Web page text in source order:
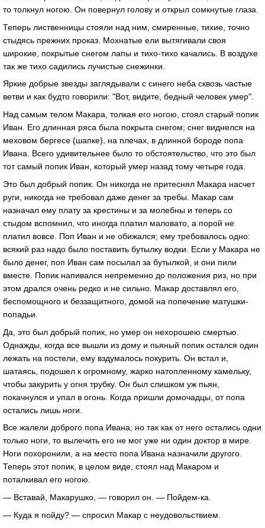
то толкнул ногою. Он повернул голову и открыл сомкнутые глаза.
Теперь лиственницы стояли над ним, смиренные, тихие, точно
стыдясь прежних проказ. Мохнатые ели вытягивали своя
широкие, покрытые снегом лапы и тихо-тихо качались. В воздухе
так же тихо садились лучистые снежинки.
Яркие добрые звезды заглядывали с синего неба сквозь частые
ветви и как будто говорили: "Вот, видите, бедный человек умер".
Над самым телом Макара, толкая его ногою, стоял старый попик
Иван. Его длинная ряса была покрыта снегом; снег виднелся на
меховом бергесе (шапке), на плечах, в длинной бороде попа
Ивана. Всего удивительнее было то обстоятельство, что это был
тот самый попик Иван, который умер назад тому четыре года.
Это был добрый попик. Он никогда не притеснял Макара насчет
руги, никогда не требовал даже денег за требы. Макар сам
назначал ему плату за крестины и за молебны и теперь со
стыдом вспомнил, что иногда платил маловато, а порой не
платил вовсе. Поп Иван и не обижался; ему требовалось одно:
всякий раз надо было поставить бутылку водки. Если у Макара не
было денег, поп Иван сам посылал за бутылкой, и они пили
вместе. Попик напивался непременно до положения риз, но при
этом дрался очень редко и не сильно. Макар доставлял его,
беспомощного и беззащитного, домой на попечение матушки-
попадьи.
Да, это был добрый попик, но умер он нехорошею смертью.
Однажды, когда все вышли из дому и пьяный попик остался один
лежать на постели, ему вздумалось покурить. Он встал и,
шатаясь, подошел к огромному, жарко натопленному камельку,
чтобы закурить у огня трубку. Он был слишком уж пьян,
покачнулся и упал в огонь. Когда пришли домочадцы, от попа
остались лишь ноги.
Все жалели доброго попа Ивана; но так как от него остались одни
только ноги, то вылечить его не мог уже ни один доктор в мире.
Ноги похоронили, а на место попа Ивана назначили другого.
Теперь этот попик, в целом виде, стоял над Макаром и
поталкивал его ногою.
— Вставай, Макарушко, — говорил он. — Пойдем-ка.
— Куда я пойду? — спросил Макар с неудовольствием.